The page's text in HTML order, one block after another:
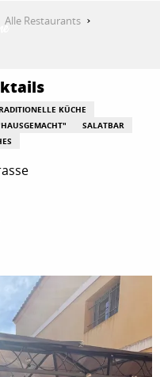
Alle Restaurants
KÜCHE
SALATBAR